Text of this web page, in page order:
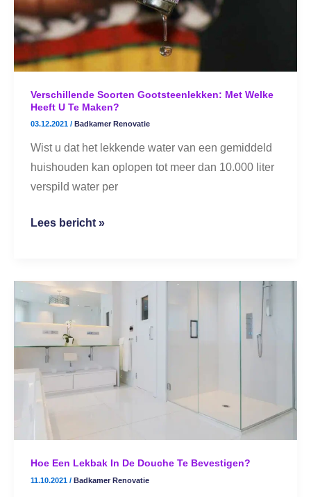
Verschillende Soorten Gootsteenlekken: Met Welke
Heeft U Te Maken?
03.12.2021 / Badkamer Renovatie
Wist u dat het lekkende water van een gemiddeld
huishouden kan oplopen tot meer dan 10.000 liter
verspild water per
welke
heeft
te
maken?
Lees bericht »
Hoe Een Lekbak In De Douche Te Bevestigen?
11.10.2021 / Badkamer Renovatie
een
lekbak
in
de